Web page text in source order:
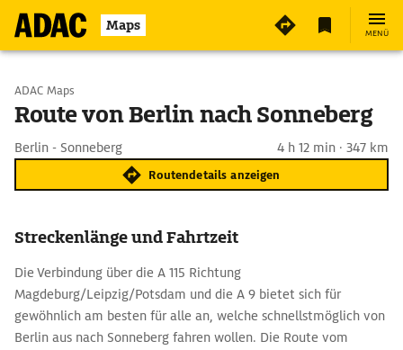
Maps MENÜ
Start wählen
ADAC Maps
Route von Berlin nach Sonneberg
Berlin - Sonneberg 4 h 12 min · 347 km
Routendetails anzeigen
Streckenlänge und Fahrtzeit
Die Verbindung über die A 115 Richtung
Magdeburg/Leipzig/Potsdam und die A 9 bietet sich für
gewöhnlich am besten für alle an, welche schnellstmöglich von
Berlin aus nach Sonneberg fahren wollen. Die Route vom